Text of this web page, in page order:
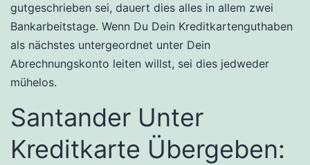
gutgeschrieben sei, dauert dies alles in allem zwei
Bankarbeitstage. Wenn Du Dein Kreditkartenguthaben
als nächstes untergeordnet unter Dein
Abrechnungskonto leiten willst, sei dies jedweder
mühelos.
Santander Unter
Kreditkarte Übergeben: